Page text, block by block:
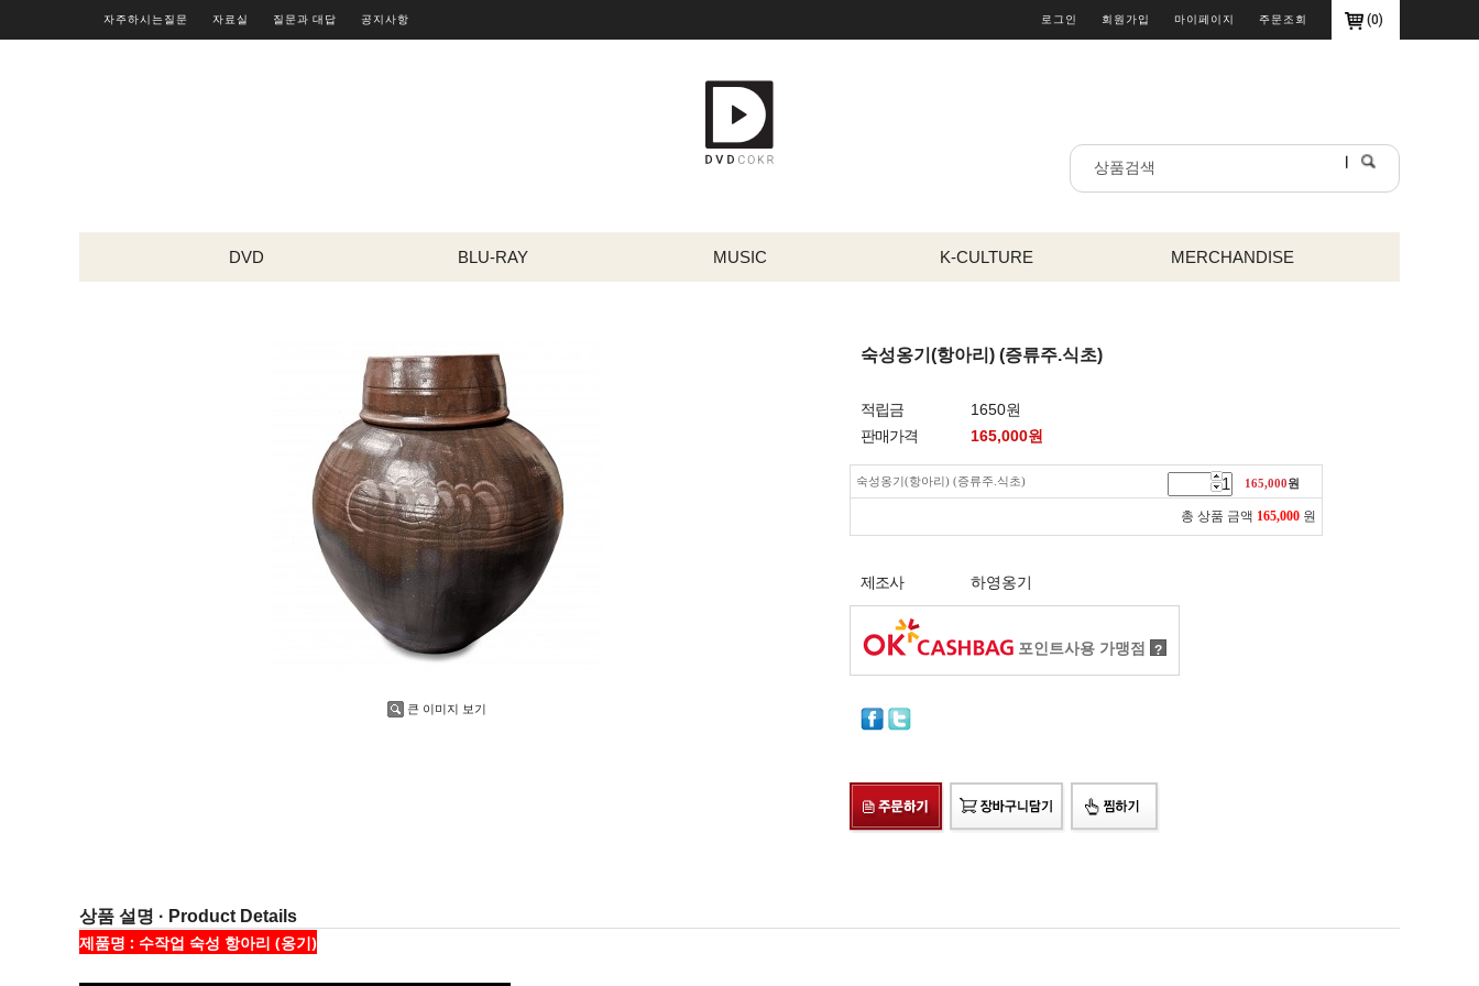
자주하시는질문 자료실 질문과 대답 공지사항 (0)
로그인 회원가입 마이페이지 주문조회
DVD BLU-RAY MUSIC K-CULTURE MERCHANDISE
큰 이미지 보기
숙성옹기(항아리) (증류주.식초)
적립금
1650원
판매가격
165,000원
숙성옹기(항아리) (증류주.식초) 165,000원
총 상품 금액 165,000 원
제조사 하영옹기
포인트사용 가맹점 ?
상품 설명 · Product Details
제품명 : 수작업 숙성 항아리 (옹기)